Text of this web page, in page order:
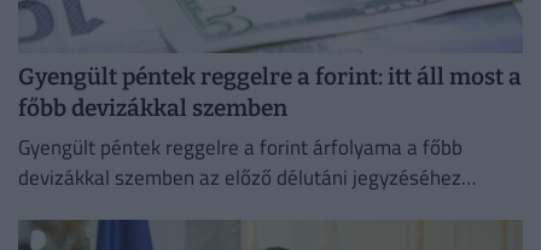
Gyengült péntek reggelre a forint: itt áll most a
főbb devizákkal szemben
Gyengült péntek reggelre a forint árfolyama a főbb
devizákkal szemben az előző délutáni jegyzéséhez